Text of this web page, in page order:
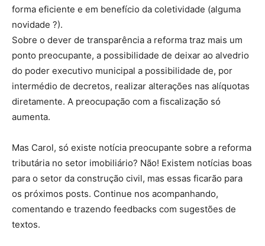
forma eficiente e em benefício da coletividade (alguma
novidade ?).
Sobre o dever de transparência a reforma traz mais um
ponto preocupante, a possibilidade de deixar ao alvedrio
do poder executivo municipal a possibilidade de, por
intermédio de decretos, realizar alterações nas alíquotas
diretamente. A preocupação com a fiscalização só
aumenta.
Mas Carol, só existe notícia preocupante sobre a reforma
tributária no setor imobiliário? Não! Existem notícias boas
para o setor da construção civil, mas essas ficarão para
os próximos posts. Continue nos acompanhando,
comentando e trazendo feedbacks com sugestões de
textos.